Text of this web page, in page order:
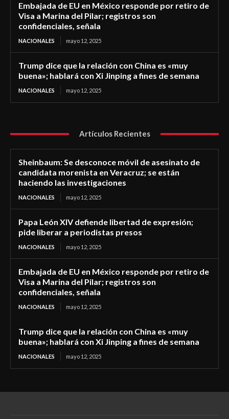
Embajada de EU en México responde por retiro de
Visa a Marina del Pilar; registros son
confidenciales, señala
NACIONALES mayo 12, 2025
Trump dice que la relación con China es «muy
buena»; hablará con Xi Jinping a fines de semana
NACIONALES mayo 12, 2025
Artículos Recientes
Sheinbaum: Se desconoce móvil de asesinato de
candidata morenista en Veracruz; se están
haciendo las investigaciones
NACIONALES mayo 12, 2025
Papa León XIV defiende libertad de expresión;
pide liberar a periodistas presos
NACIONALES mayo 12, 2025
Embajada de EU en México responde por retiro de
Visa a Marina del Pilar; registros son
confidenciales, señala
NACIONALES mayo 12, 2025
Trump dice que la relación con China es «muy
buena»; hablará con Xi Jinping a fines de semana
NACIONALES mayo 12, 2025